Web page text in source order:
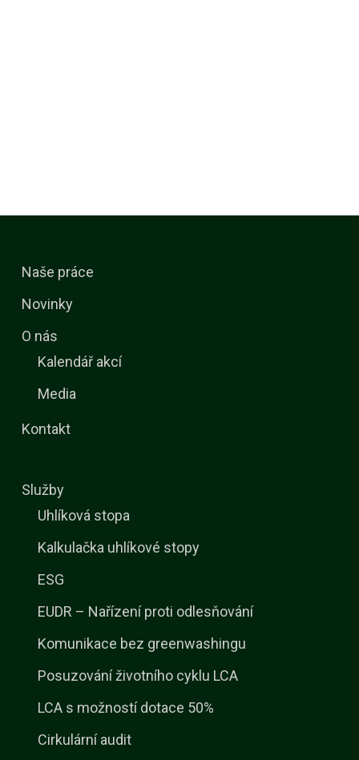
Naše práce
Novinky
O nás
Kalendář akcí
Media
Kontakt
Služby
Uhlíková stopa
Kalkulačka uhlíkové stopy
ESG
EUDR – Nařízení proti odlesňování
Komunikace bez greenwashingu
Posuzování životního cyklu LCA
LCA s možností dotace 50%
Cirkulární audit